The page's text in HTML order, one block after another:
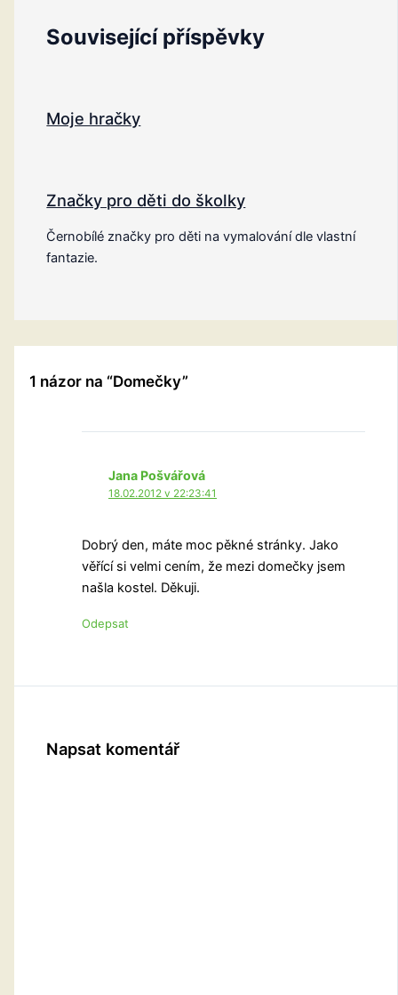
Související příspěvky
Moje hračky
Značky pro děti do školky
Černobílé značky pro děti na vymalování dle vlastní
fantazie.
1 názor na “Domečky”
Jana Pošvářová
18.02.2012 v 22:23:41
Dobrý den, máte moc pěkné stránky. Jako
věřící si velmi cením, že mezi domečky jsem
našla kostel. Děkuji.
Odepsat
Napsat komentář